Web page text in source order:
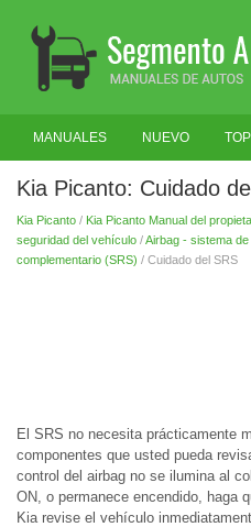
MANUALES NUEVO TOP
BUSCAR
Kia Picanto: Cuidado
Kia Picanto / Kia Picanto Manual del
seguridad del vehículo /Airbag - sistema
complementario (SRS) / Cuidado del SRS
El SRS no necesita prácticamente
componentes que usted pueda
control del airbag no se ilumina al
ON, o permanece encendido, haga
Kia revise el vehículo